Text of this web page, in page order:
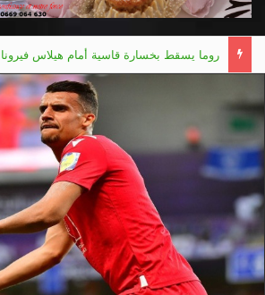
روما يسقط بخسارة قاسية أمام هيلاس فيرونا